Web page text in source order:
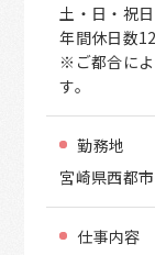
土・日・祝日
年間休日数
※ご都合によ
す。
勤務地
宮崎県西都市
仕事内容